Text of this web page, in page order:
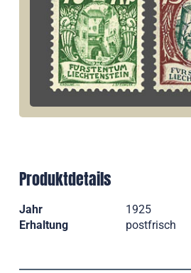
Produktdetails
Jahr 1925
Erhaltung
postfrisch